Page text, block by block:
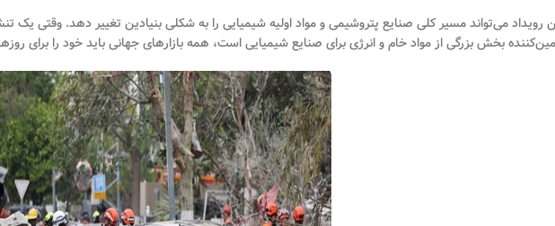
رویداد می‌تواند مسیر کلی صنایع پتروشیمی و مواد اولیه شیمیایی را به شکلی بنیادین تغییر دهد. وقتی
بخش بزرگی از مواد خام و انرژی برای صنایع شیمیایی است، همه بازارهای جهانی باید خود را برای